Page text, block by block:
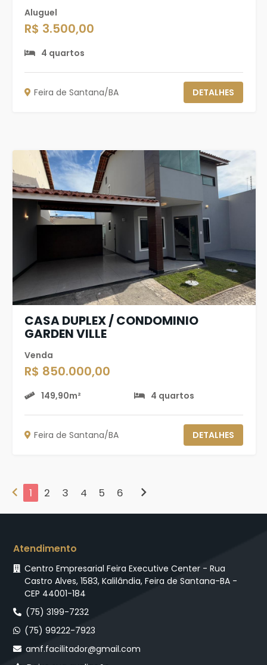
Aluguel
R$ 3.500,00
4 quartos
Feira de Santana/BA DETALHES
CASA DUPLEX / CONDOMINIO
GARDEN VILLE
Venda
R$ 850.000,00
149,90m² 4 quartos
Feira de Santana/BA DETALHES
chevron_left 1 2 3 4 5 6 chevron_right
Atendimento
Centro Empresarial Feira Executive Center - Rua
Castro Alves, 1583, Kalilândia, Feira de Santana-BA -
CEP 44001-184
(75) 3199-7232
(75) 99222-7923
amf.facilitador@gmail.com